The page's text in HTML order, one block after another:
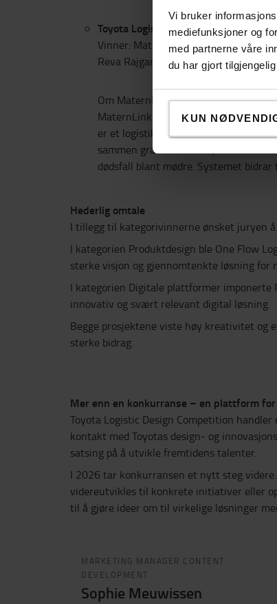
Vi bruker
mediefunksjoner og
med partnerne våre
du har gjort
KUN
Toyota Logistic Design Competition
Vinner: MaternLink
Reva Rajgarah og Tulsi Nyati,
Om MaternLink
MaternLink, som også ble kåret til
er et logistikk- og
sammen gravide kvinner,
dødsfall blant mødre. Systemet
Hederlig omtale
I tillegg til kategorivinnerne ønsket juryen
I kategorien Produktdesign ble One Flow
sterke visjon og gjennomtenkte løsning
I kategorien Digitale plattformer imponerte
innovativ og svært relevant digital løsning.
Begge prosjektene viste høy kreativitet og
sterke bidrag.
Mer enn en konkurranse – en plattform
Toyota Logistic Design Competition
kontakt med Toyotas design- og
satsing på å utvikle fremtidens talenter.
I 2026 tar konkurransen et nytt steg
videreutvikles til konkrete initiativer eller
til å gjøre ideer om til virkelige løsninger
MARKETING MANAGER CONTENT
DEVELOPMENT
Sophie Meuwissen